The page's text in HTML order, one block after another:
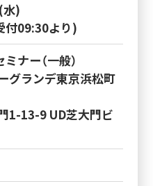
水)
付09:30より)
ナー（一般）
グランデ東京浜松町
1-13-9 UD芝大門ビ